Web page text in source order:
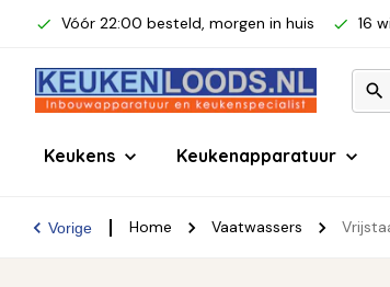
Vóór 22:00 besteld, morgen in huis 16
Keukens Keukenapparatuur
Vorige Home Vaatwassers